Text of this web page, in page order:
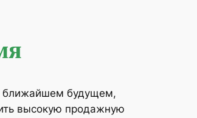
ближайшем будущем,
высокую продажную